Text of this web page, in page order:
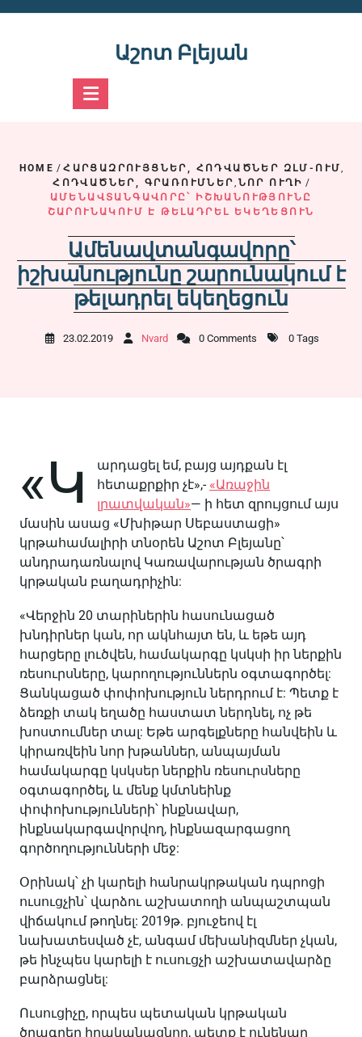
Աշոտ Բլեյան
HOME /ՀԱՐՑԱԶՐՈՒՅՑՆԵՐ, ՀՈԴՎԱԾՆԵՐ ԶԼՄ-ՈՒՄ,
ՀՈԴՎԱԾՆԵՐ, ԳՐԱՌՈՒՄՆԵՐ, ՆՈՐ ՈՒՂԻ /
ԱՄԵՆԱՎՏԱՆԳԱՎՈՐԸ՝ ԻՇԽԱՆՈՒԹՅՈՒՆԸ
ՇԱՐՈՒՆԱԿՈՒՄ Է ԹԵԼԱԴՐԵԼ ԵԿԵՂԵՑՈՒՆ
Ամենավտանգավորը՝
իշխանությունը շարունակում է
թելադրել եկեղեցուն
23.02.2019 Nvard 0 Comments 0 Tags
«Կ
արդացել եմ, բայց այդքան էլ
հետաքրքիր չէ»,- «Առաջին
լրատվական»— ի հետ զրույցում այս
մասին ասաց «Մխիթար Սեբաստացի»
կրթահամալիրի տնօրեն Աշոտ Բլեյանը՝
անդրադառնալով Կառավարության ծրագրի
կրթական բաղադրիչին:
«Վերջին 20 տարիներին հասունացած
խնդիրներ կան, որ ակնհայտ են, և եթե այդ
հարցերը լուծվեն, համակարգը կսկսի իր ներքին
ռեսուրսները, կարողություններն օգտագործել:
Ցանկացած փոփոխություն ներդրում է: Պետք է
ձեռքի տակ եղածը հաստատ ներդնել, ոչ թե
խոստումներ տալ: Եթե արգելքները հանվեին և
կիրառվեին նոր խթաններ, անպայման
համակարգը կսկսեր ներքին ռեսուրսները
օգտագործել, և մենք կմտնեինք
փոփոխությունների՝ ինքնավար,
ինքնակարգավորվող, ինքնազարգացող
գործողությունների մեջ:
Օրինակ՝ չի կարելի հանրակրթական դպրոցի
ուսուցչին՝ վարձու աշխատողի անպաշտպան
վիճակում թողնել: 2019թ. բյուջեով էլ
նախատեսված չէ, անգամ մեխանիզմներ չկան,
թե ինչպես կարելի է ուսուցչի աշխատավարձը
բարձրացնել:
Ուսուցիչը, որպես պետական կրթական
ծրագրեր իրականացնող, պետք է ունենար